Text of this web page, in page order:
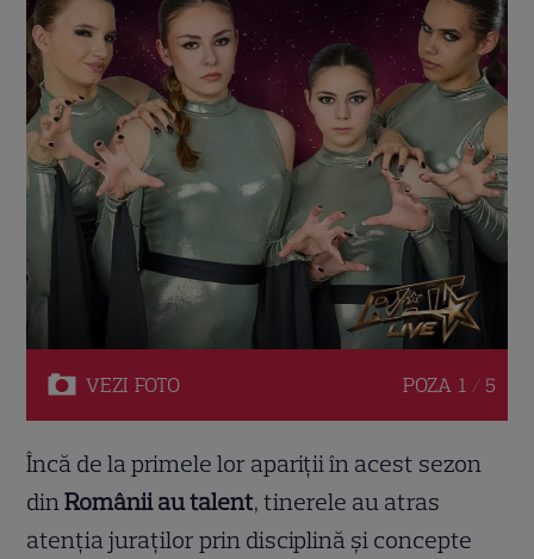
VEZI FOTO POZA 1 / 5
Încă de la primele lor apariții în acest sezon
dinRomânii au talent, tinerele au atras
atenția juraților prin disciplină și concepte